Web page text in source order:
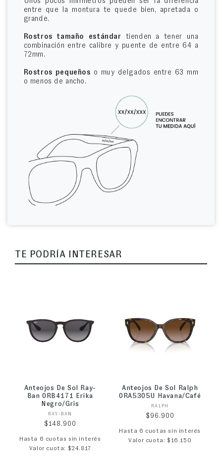
entre que la montura te quede bien, apretada o
grande.
Rostros tamaño estándar tienden a tener una
combinación entre calibre y puente de entre 64 a
72mm.
Rostros pequeños o muy delgados entre 63 mm
o menos de ancho.
TE PODRÍA INTERESAR
Anteojos De Sol Ray-
Ban 0RB4171 Erika
Negro/Gris
Proveedor:
RAY-BAN
Precio habitual
$148.900
Hasta 6 cuotas sin interés
Valor cuota: $24.817
Anteojos De Sol Ralph
0RA5305U Havana/Café
Proveedor:
RALPH
Precio habitual
$96.900
Hasta 6 cuotas sin interés
Valor cuota: $16.150